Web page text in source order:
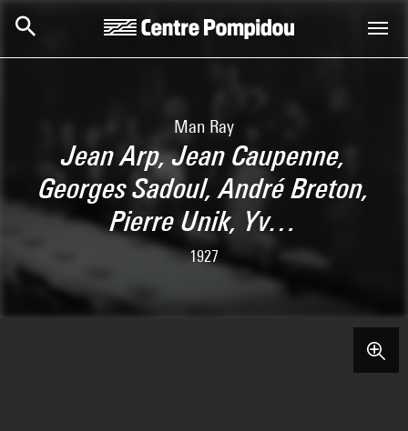
Man Ray
Jean Arp, Jean Caupenne,
Georges Sadoul, André Breton,
Pierre Unik, Yv…
1927